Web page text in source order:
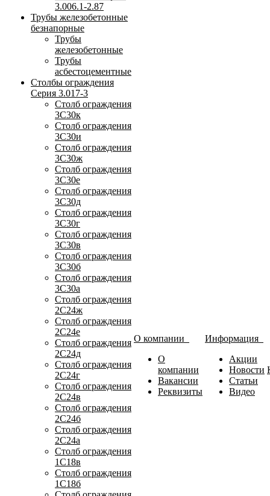
3.006.1-2.87
Трубы железобетонные
безнапорные
Трубы
железобетонные
Трубы
асбестоцементные
Столбы ограждения
Серия 3.017-3
Столб ограждения
3С30к
Столб ограждения
3С30и
Столб ограждения
3С30ж
Столб ограждения
3С30е
Столб ограждения
3С30д
Столб ограждения
3С30г
Столб ограждения
3С30в
Столб ограждения
3С30б
Столб ограждения
3С30а
Столб ограждения
2С24ж
Столб ограждения
2С24е
Столб ограждения
2С24д
Столб ограждения
2С24г
Столб ограждения
2С24в
Столб ограждения
2С24б
Столб ограждения
2С24а
Столб ограждения
1С18в
Столб ограждения
1С18б
О компании
О
компании
Вакансии
Реквизиты
Информация
Акции
Новости
Статьи
Видео